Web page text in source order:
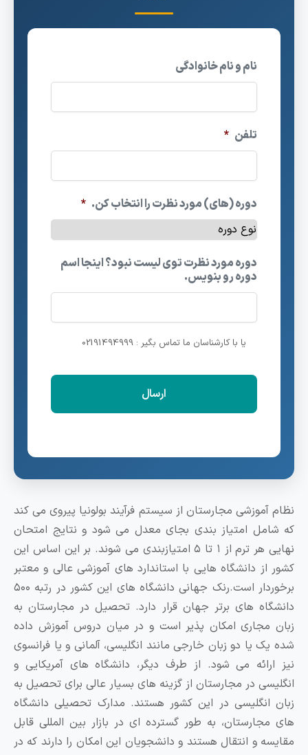
نام و نام خانوادگی
دوره (های) مورد نظرت را انتخاب کن. *
دوره مورد نظرت توی لیست نبود؟ اینجا اسم
دوره رو بنویس.
یا با کارشناسان ما تماس بگیر : 02191494999
مجارستان از سیستم فرآیند بولونیا پیروی می کند
امتیاز بندی بجای معدل می شود و نتایج امتحان
نهایی هر ترم از ۱ تا ۵ امتیازبندی می شوند. بر این اساس این
دانشگاه هایی با استاندارد های آموزشی عالی و معتبر
برخوردار است.رنک جهانی دانشگاه های این کشور در رتبه ۵۰۰
های برتر جهان قرار دارد. تحصیل در مجارستان به
مجاری امکان‌ پذیر است و در میان دروس آموزش داده
یا دو زبان خارجی مانند انگلیسی، آلمانی و یا فرانسوی
می‌ شود. از طرف دیگر، دانشگاه های آمریکایی و
در مجارستان از گزینه ‌های بسیار عالی برای تحصیل به
در این کشور هستند. مدارک تحصیلی دانشگاه‌
به طور گسترده ‌ای در بازار بین ‌المللی قابل
و انتقال هستند و دانشجویان این امکان را دارند که در